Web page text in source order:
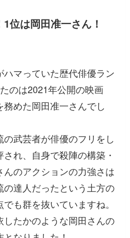
位は岡田准一さん！
マっていた歴代俳優ラン
のは2021年公開の映画
務めた岡田准一さんでし
武芸者が俳優のフリをし
れ、自身で殺陣の構築・
のアクションの力強さは
達人だったという土方の
も群を抜いていますね。
したかのような岡田さんの